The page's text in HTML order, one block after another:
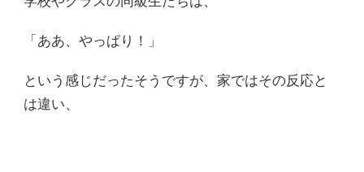
「ああ、やっぱり！」
という感じだったそうですが、家ではその反応と
は違い、